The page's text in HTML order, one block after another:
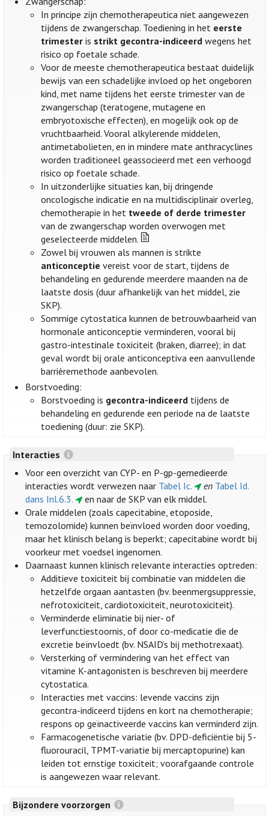
In principe zijn chemotherapeutica niet aangewezen
tijdens de zwangerschap. Toediening in het eerste
trimester is strikt gecontra-indiceerd wegens het
risico op foetale schade.
Voor de meeste chemotherapeutica bestaat duidelijk
bewijs van een schadelijke invloed op het ongeboren
kind, met name tijdens het eerste trimester van de
zwangerschap (teratogene, mutagene en
embryotoxische effecten), en mogelijk ook op de
vruchtbaarheid. Vooral alkylerende middelen,
antimetabolieten, en in mindere mate anthracyclines
worden traditioneel geassocieerd met een verhoogd
risico op foetale schade.
In uitzonderlijke situaties kan, bij dringende
oncologische indicatie en na multidisciplinair overleg,
chemotherapie in het tweede of derde trimester
van de zwangerschap worden overwogen met
geselecteerde middelen.
Zowel bij vrouwen als mannen is strikte
anticonceptie vereist voor de start, tijdens de
behandeling en gedurende meerdere maanden na de
laatste dosis (duur afhankelijk van het middel, zie
SKP).
Sommige cytostatica kunnen de betrouwbaarheid van
hormonale anticonceptie verminderen, vooral bij
gastro-intestinale toxiciteit (braken, diarree); in dat
geval wordt bij orale anticonceptiva een aanvullende
barrièremethode aanbevolen.
Borstvoeding:
Borstvoeding is gecontra-indiceerd tijdens de
behandeling en gedurende een periode na de laatste
toediening (duur: zie SKP).
Interacties
Voor een overzicht van CYP- en P-gp-gemedieerde
interacties wordt verwezen naar Tabel Ic. en Tabel Id.
dans Inl.6.3.
en naar de SKP van elk middel.
Orale middelen (zoals capecitabine, etoposide,
temozolomide) kunnen beïnvloed worden door voeding,
maar het klinisch belang is beperkt; capecitabine wordt bij
voorkeur met voedsel ingenomen.
Daarnaast kunnen klinisch relevante interacties optreden:
Additieve toxiciteit bij combinatie van middelen die
hetzelfde orgaan aantasten (bv. beenmergsuppressie,
nefrotoxiciteit, cardiotoxiciteit, neurotoxiciteit).
Verminderde eliminatie bij nier- of
leverfunctiestoornis, of door co-medicatie die de
excretie beïnvloedt (bv. NSAID’s bij methotrexaat).
Versterking of vermindering van het effect van
vitamine K-antagonisten is beschreven bij meerdere
cytostatica.
Interacties met vaccins: levende vaccins zijn
gecontra-indiceerd tijdens en kort na chemotherapie;
respons op geïnactiveerde vaccins kan verminderd zijn.
Farmacogenetische variatie (bv. DPD-deficiëntie bij 5-
fluorouracil, TPMT-variatie bij mercaptopurine) kan
leiden tot ernstige toxiciteit; voorafgaande controle
is aangewezen waar relevant.
Bijzondere voorzorgen